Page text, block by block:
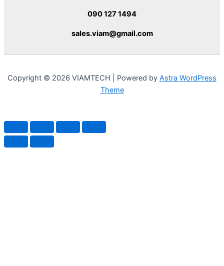
090 127 1494
sales.viam@gmail.com
Copyright © 2026 VIAMTECH | Powered by Astra WordPress
Theme